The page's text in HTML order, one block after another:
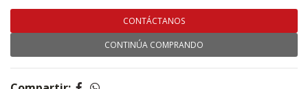
CONTÁCTANOS
CONTINÚA COMPRANDO